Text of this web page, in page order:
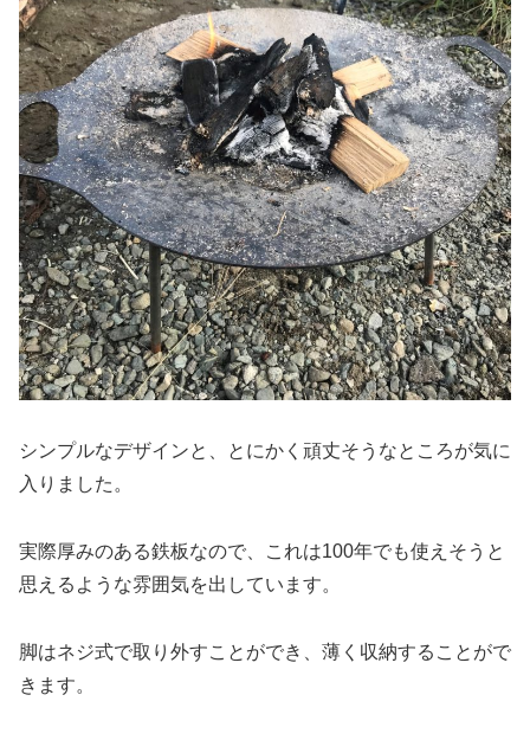
シンプルなデザインと、とにかく頑丈そうなところが気に
入りました。
実際厚みのある鉄板なので、これは100年でも使えそうと
思えるような雰囲気を出しています。
脚はネジ式で取り外すことができ、薄く収納することがで
きます。